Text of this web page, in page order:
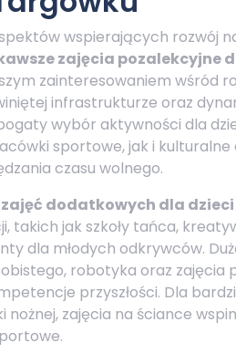
wspierających rozwój
zajęcia pozalekcyjne
zainteresowaniem wśród
infrastrukturze oraz
wybór aktywności dla
sportowe, jak i
czasu wolnego.
zajęć dodatkowych dla
takich jak szkoły tańca,
dla młodych odkrywców.
robotyka oraz zajęcia
przyszłości. Dla
nożnej, zajęcia na ściance